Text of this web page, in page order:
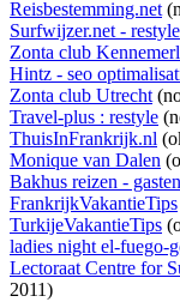
Reisbestemming.net
Surfwijzer.net - restyle
Zonta club
Hintz - seo
Zonta club Utrecht
Travel-plus : restyle
ThuisInFrankrijk.nl
Monique van Dalen
Bakhus reizen -
FrankrijkVakantieTips
TurkijeVakantieTips
ladies night el-fuego-
Lectoraat Centre for
2011)